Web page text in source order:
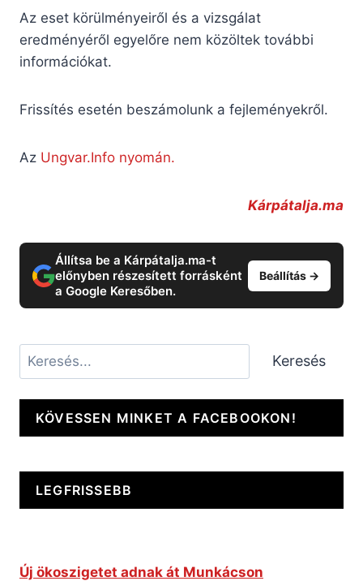
Az eset körülményeiről és a vizsgálat
eredményéről egyelőre nem közöltek további
információkat.
Frissítés esetén beszámolunk a fejleményekről.
Az Ungvar.Info nyomán.
Kárpátalja.ma
Állítsa be a Kárpátalja.ma-t
előnyben részesített forrásként
a Google Keresőben.
Beállítás →
Keresés Keresés
KÖVESSEN MINKET A FACEBOOKON!
LEGFRISSEBB
Új ökoszigetet adnak át Munkácson